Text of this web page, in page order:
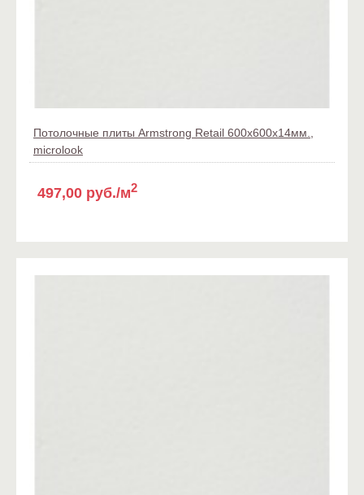
Потолочные плиты Armstrong Retail 600x600x14мм.,
microlook
497,00 руб./м2